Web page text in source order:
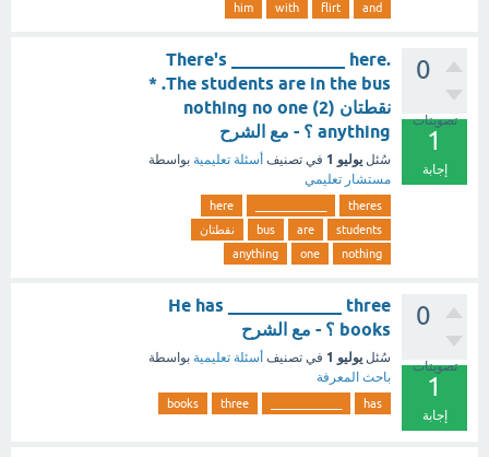
and
flirt
with
him
0
تصويتات
1
إجابة
There's _____________ here.
The students are in the bus. *
نقطتان (2) nothing no one
anything ؟ - مع الشرح
سُئل يوليو 1 في تصنيف أسئلة تعليمية بواسطة
مستشار تعليمي
theres
here
students
are
bus
نقطتان
nothing
one
anything
0
تصويتات
1
إجابة
He has _____________ three
books ؟ - مع الشرح
سُئل يوليو 1 في تصنيف أسئلة تعليمية بواسطة
باحث المعرفة
has
three
books